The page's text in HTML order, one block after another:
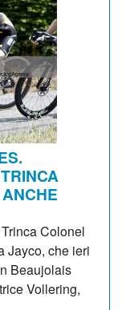
Colonel
Jayco, che ieri
Beaujolais
Vollering,